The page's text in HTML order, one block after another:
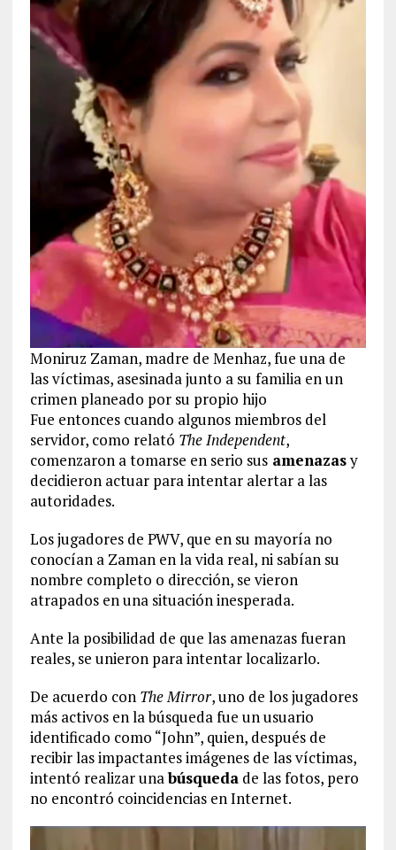
Moniruz Zaman, madre de Menhaz, fue una de
las víctimas, asesinada junto a su familia en un
crimen planeado por su propio hijo
Fue entonces cuando algunos miembros del
servidor, como relató The Independent,
comenzaron a tomarse en serio susamenazasy
decidieron actuar para intentar alertar a las
autoridades.
Los jugadores de PWV, que en su mayoría no
conocían a Zaman en la vida real, ni sabían su
nombre completo o dirección, se vieron
atrapados en una situación inesperada.
Ante la posibilidad de que las amenazas fueran
reales, se unieron para intentar localizarlo.
De acuerdo con The Mirror, uno de los jugadores
más activos en la búsqueda fue un usuario
identificado como “John”, quien, después de
recibir las impactantes imágenes de las víctimas,
intentó realizar unabúsquedade las fotos, pero
no encontró coincidencias en Internet.